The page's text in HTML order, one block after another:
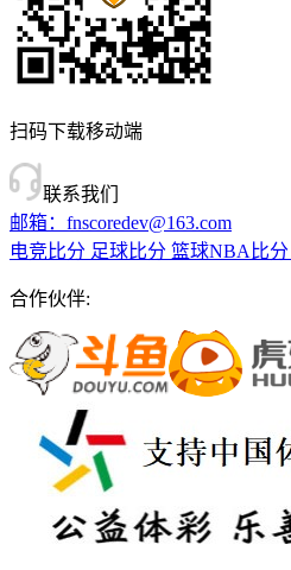
扫码下载移动端
联系我们
邮箱：fnscoredev@163.com
电竞比分 足球比分 篮球NBA比分
合作伙伴: